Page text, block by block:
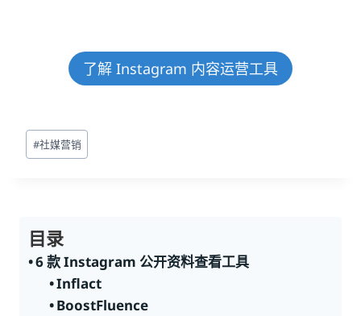
了解 Instagram 内容运营工具
文
章
#社媒营销
目录
6 款 Instagram 公开资料查看工具
Inflact
BoostFluence